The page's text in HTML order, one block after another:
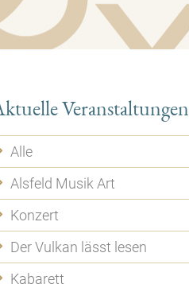
Veranstaltungen
Alle
Alsfeld Musik Art
Konzert
Der Vulkan lässt lesen
Kabarett